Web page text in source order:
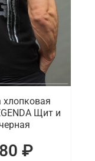
хлопковая
Щит и
₽